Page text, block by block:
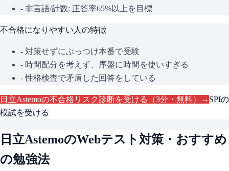
- 非言語/計数: 正答率65%以上を目標
不合格になりやすい人の特徴
- 対策せずにぶっつけ本番で受験
- 時間配分を考えず、序盤に時間を使いすぎる
- 性格検査で矛盾した回答をしている
日立Astemoの不合格リスク診断を受ける（3分・無料）→ SPIの
模試を受ける
日立AstemoのWebテスト対策・おすすめ
の勉強法